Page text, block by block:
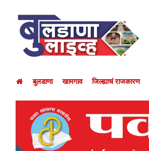
बुलडाणा खामगाव जिल्ह्याचं राजकारण